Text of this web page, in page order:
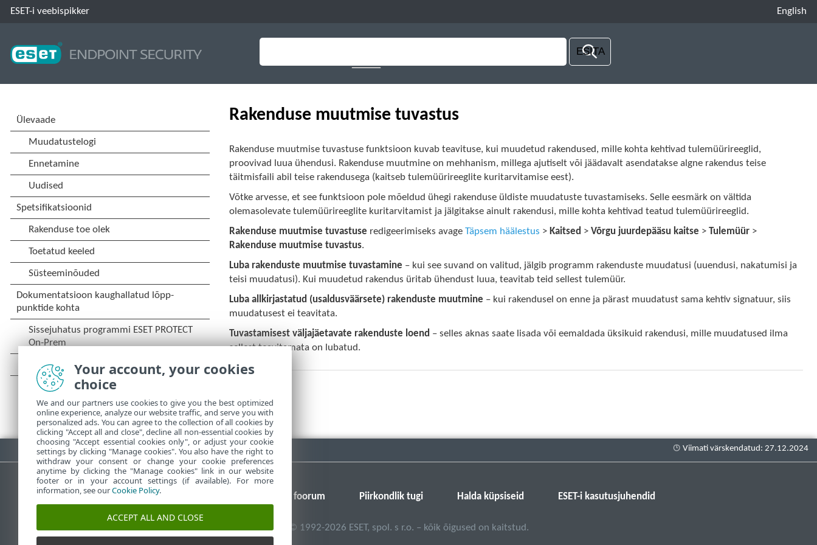
ESET-i veebispikker English
Rakenduse muutmise tuvastus
Rakenduse muutmise tuvastuse funktsioon kuvab teavituse, kui muudetud rakendused, mille kohta kehtivad tulemüürireeglid,
proovivad luua ühendusi. Rakenduse muutmine on mehhanism, millega ajutiselt või jäädavalt asendatakse algne rakendus teise
täitmisfaili abil teise rakendusega (kaitseb tulemüürireeglite kuritarvitamise eest).
Võtke arvesse, et see funktsioon pole mõeldud ühegi rakenduse üldiste muudatuste tuvastamiseks. Selle eesmärk on vältida
olemasolevate tulemüürireeglite kuritarvitamist ja jälgitakse ainult rakendusi, mille kohta kehtivad teatud tulemüürireeglid.
Rakenduse muutmise tuvastuse redigeerimiseks avageTäpsem häälestus > Kaitsed >Võrgu juurdepääsu kaitse >Tulemüür >
Rakenduse muutmise tuvastus.
Luba rakenduste muutmise tuvastamine – kui see suvand on valitud, jälgib programm rakenduste muudatusi (uuendusi, nakatumisi ja
teisi muudatusi). Kui muudetud rakendus üritab ühendust luua, teavitab teid sellest tulemüür.
Luba allkirjastatud (usaldusväärsete) rakenduste muutmine – kui rakendusel on enne ja pärast muudatust sama kehtiv signatuur, siis
muudatusest ei teavitata.
Tuvastamisest väljajäetavate rakenduste loend – selles aknas saate lisada või eemaldada üksikuid rakendusi, mille muudatused ilma
sellest teavitamata on lubatud.
Laadi PDF alla
ESET-i foorum Piirkondlik tugi Halda küpsiseid ESET-i kasutusjuhendid
© 1992-2026 ESET, spol. s r.o. – kõik õigused on kaitstud.
Your account, your cookies
choice
We and our partners use cookies to give you the best optimized
online experience, analyze our website traffic, and serve you with
personalized ads. You can agree to the collection of all cookies by
clicking "Accept all and close", decline all non-essential cookies by
choosing "Accept essential cookies only", or adjust your cookie
settings by clicking "Manage cookies". You also have the right to
withdraw your consent or change your cookie preferences
anytime by clicking the "Manage cookies" link in our website
footer or in your account settings (if available). For more
information, see ourCookie Policy.
ACCEPT ALL AND CLOSE